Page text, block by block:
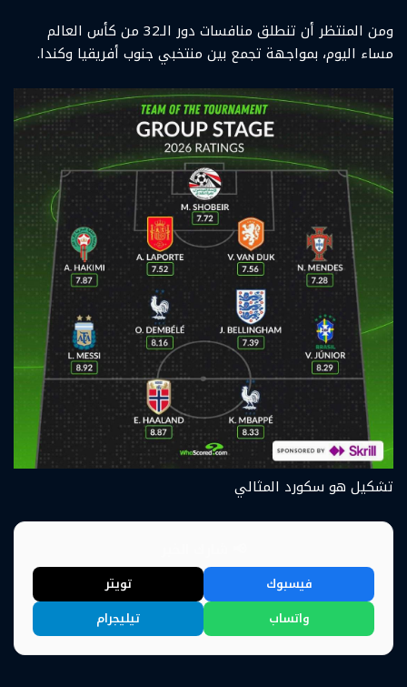
ومن المنتظر أن تنطلق منافسات دور الـ32 من كأس العالم
مساء اليوم، بمواجهة تجمع بين منتخبي جنوب أفريقيا وكندا.
تشكيل هو سكورد المثالي
فيسبوك
تويتر
واتساب
تيليجرام